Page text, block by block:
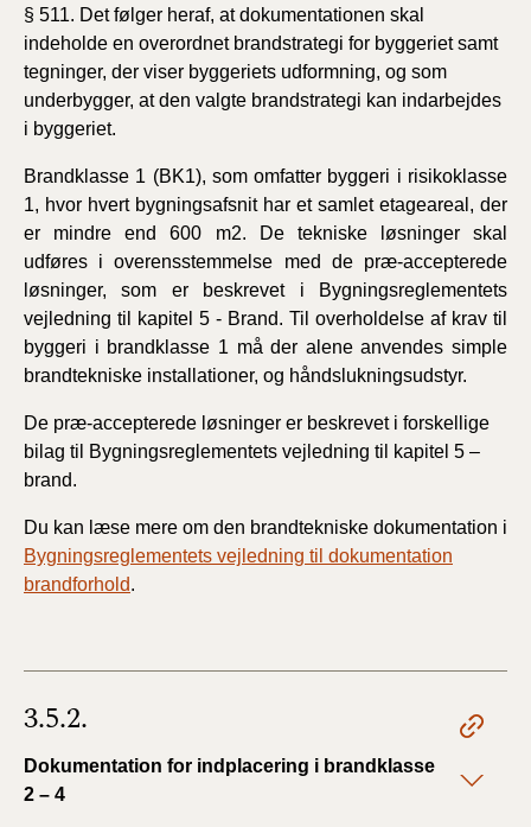
§ 511. Det følger heraf, at dokumentationen skal
indeholde en overordnet brandstrategi for byggeriet samt
tegninger, der viser byggeriets udformning, og som
underbygger, at den valgte brandstrategi kan indarbejdes
i byggeriet.
Brandklasse 1 (BK1), som omfatter byggeri i risikoklasse
1, hvor hvert bygningsafsnit har et samlet etageareal, der
er mindre end 600 m2. De tekniske løsninger skal
udføres i overensstemmelse med de præ-accepterede
løsninger, som er beskrevet i Bygningsreglementets
vejledning til kapitel 5 - Brand. Til overholdelse af krav til
byggeri i brandklasse 1 må der alene anvendes simple
brandtekniske installationer, og håndslukningsudstyr.
De præ-accepterede løsninger er beskrevet i forskellige
bilag til Bygningsreglementets vejledning til kapitel 5 –
brand.
Du kan læse mere om den brandtekniske dokumentation i
Bygningsreglementets vejledning til dokumentation
brandforhold.
3.5.2.
Dokumentation for indplacering i brandklasse
2 – 4